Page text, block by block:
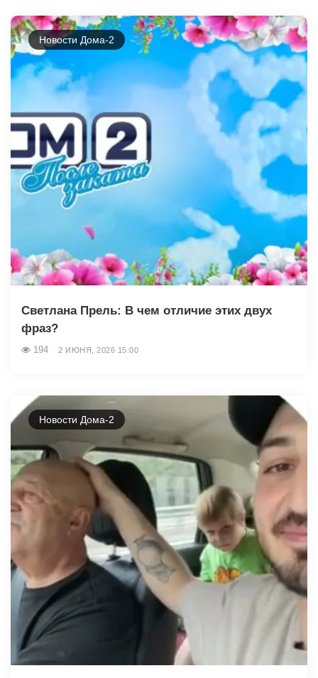
Новости Дома-2
Светлана Прель: В чем отличие этих двух
фраз?
194 2 ИЮНЯ, 2026 15:00
Новости Дома-2